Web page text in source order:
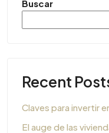
Buscar
Recent
Claves para invertir
El auge de las